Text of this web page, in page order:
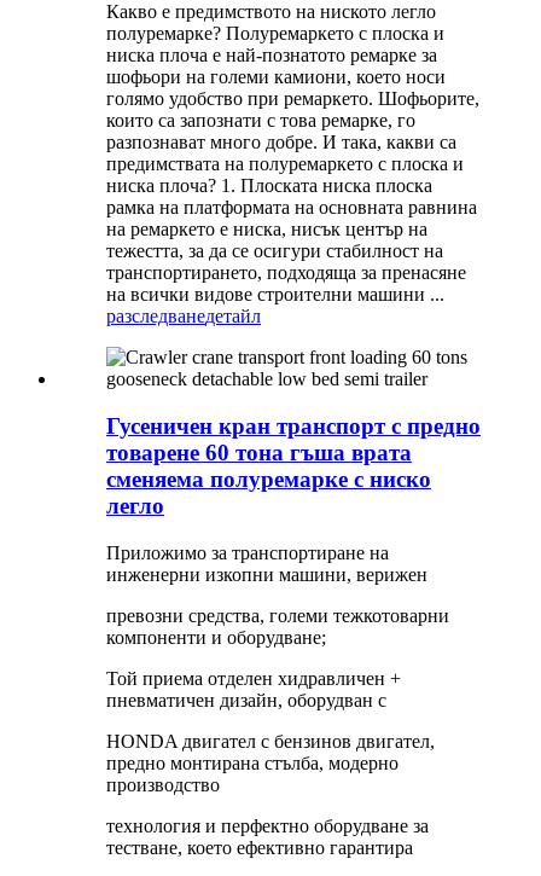
Какво е предимството на ниското легло
полуремарке? Полуремаркето с плоска и
ниска плоча е най-познатото ремарке за
шофьори на големи камиони, което носи
голямо удобство при ремаркето. Шофьорите,
които са запознати с това ремарке, го
разпознават много добре. И така, какви са
предимствата на полуремаркето с плоска и
ниска плоча? 1. Плоската ниска плоска
рамка на платформата на основната равнина
на ремаркето е ниска, нисък център на
тежестта, за да се осигури стабилност на
транспортирането, подходяща за пренасяне
на всички видове строителни машини ...
разследванедетайл
Гусеничен кран транспорт с предно
товарене 60 тона гъша врата
сменяема полуремарке с ниско
легло
Приложимо за транспортиране на
инженерни изкопни машини, верижен
превозни средства, големи тежкотоварни
компоненти и оборудване;
Той приема отделен хидравличен +
пневматичен дизайн, оборудван с
HONDA двигател с бензинов двигател,
предно монтирана стълба, модерно
производство
технология и перфектно оборудване за
тестване, което ефективно гарантира